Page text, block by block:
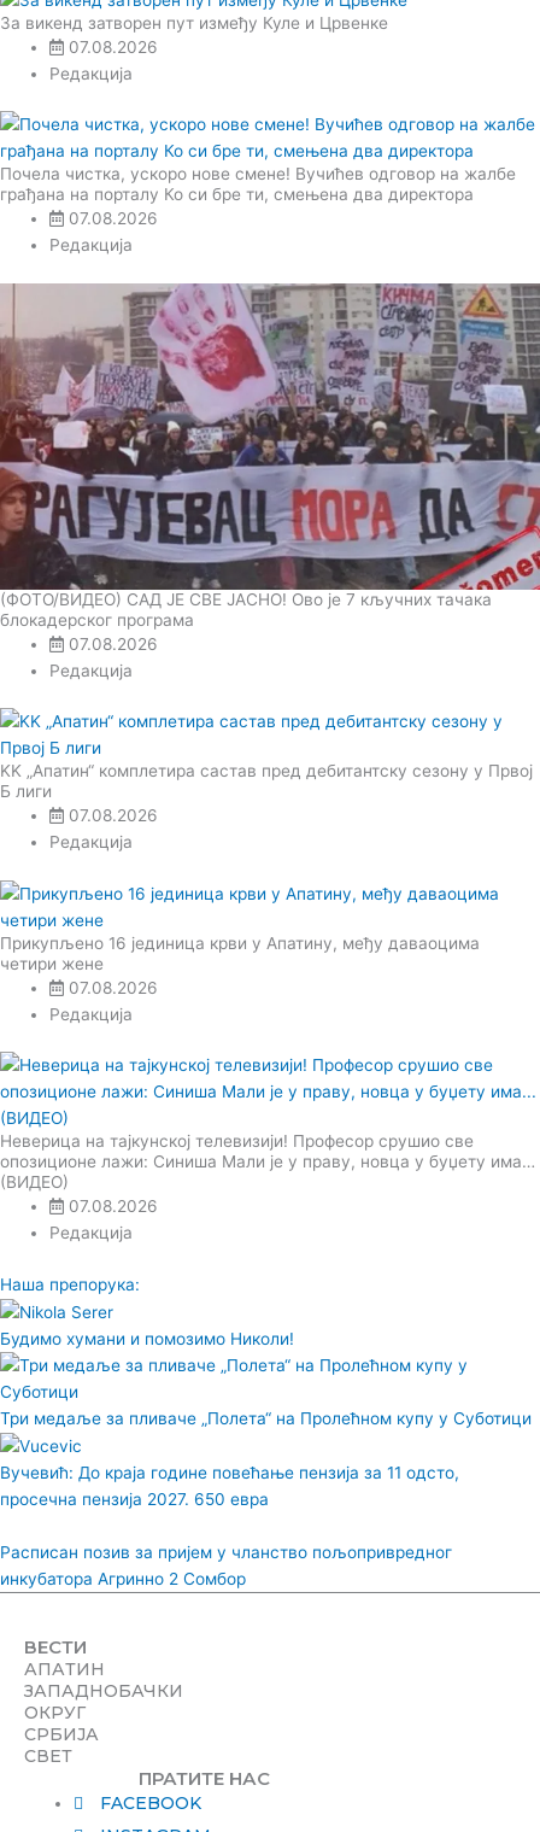
За викенд затворен пут између Куле и Црвенке
07.08.2026
Редакција
Почела чистка, ускоро нове смене! Вучићев одговор на жалбе
грађана на порталу Ко си бре ти, смењена два директора
07.08.2026
Редакција
(ФОТО/ВИДЕО) САД ЈЕ СВЕ ЈАСНО! Ово је 7 кључних тачака
блокадерског програма
07.08.2026
Редакција
KK „Апатин“ комплетира састав пред дебитантску сезону у Првој
Б лиги
07.08.2026
Редакција
Прикупљено 16 јединица крви у Апатину, међу даваоцима
четири жене
07.08.2026
Редакција
Неверица на тајкунској телевизији! Професор срушио све
опозиционе лажи: Синиша Мали је у праву, новца у буџету има…
(ВИДЕО)
07.08.2026
Редакција
Наша препорука:
Будимо хумани и помозимо Николи!
Три медаље за пливаче „Полета“ на Пролећном купу у Суботици
Вучевић: До краја године повећање пензија за 11 одсто,
просечна пензија 2027. 650 евра
Расписан позив за пријем у чланство пољопривредног
инкубатора Агринно 2 Сомбор
ВЕСТИ
АПАТИН
ЗАПАДНОБАЧКИ
ОКРУГ
СРБИЈА
СВЕТ
ПРАТИТЕ НАС
FACEBOOK